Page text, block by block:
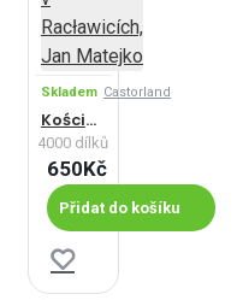
Skladem Castorland
Kościuszko v Racławicích, Jan Matejko
4000 dílků
650Kč
Přidat do košíku